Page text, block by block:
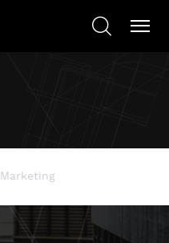
Marketing